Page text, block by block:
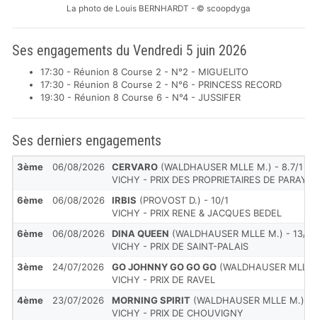
La photo de Louis BERNHARDT - © scoopdyga
Ses engagements du Vendredi 5 juin 2026
17:30 - Réunion 8 Course 2 - N°2 - MIGUELITO
17:30 - Réunion 8 Course 2 - N°6 - PRINCESS RECORD
19:30 - Réunion 8 Course 6 - N°4 - JUSSIFER
Ses derniers engagements
3ème 06/08/2026 CERVARO (WALDHAUSER MLLE M.) - 8.7/1
VICHY - PRIX DES PROPRIETAIRES DE PARAY-
6ème
06/08/2026 IRBIS (PROVOST D.) - 10/1
VICHY - PRIX RENE & JACQUES BEDEL
6ème
06/08/2026 DINA QUEEN (WALDHAUSER MLLE M.) - 13/1
VICHY - PRIX DE SAINT-PALAIS
3ème
24/07/2026 GO JOHNNY GO GO GO (WALDHAUSER
VICHY - PRIX DE RAVEL
4ème
23/07/2026 MORNING SPIRIT (WALDHAUSER MLLE M.) -
VICHY - PRIX DE CHOUVIGNY